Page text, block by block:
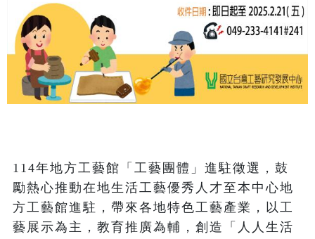
114年地方工藝館「工藝團體」進駐徵選，鼓
勵熱心推動在地生活工藝優秀人才至本中心地
方工藝館進駐，帶來各地特色工藝產業，以工
藝展示為主，教育推廣為輔，創造「人人生活